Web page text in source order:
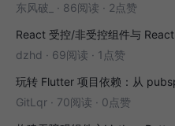
东风破_
· 86阅读 · 2点赞
dzhd · 69阅读 · 1点赞
玩转 Flutter 项目依赖：从
GitLqr · 70阅读 · 0点赞